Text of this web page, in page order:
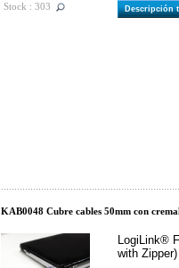
Stock : 303 Descripción
KAB0048 Cubre cables 50mm con
LogiLink®
with Zipper)